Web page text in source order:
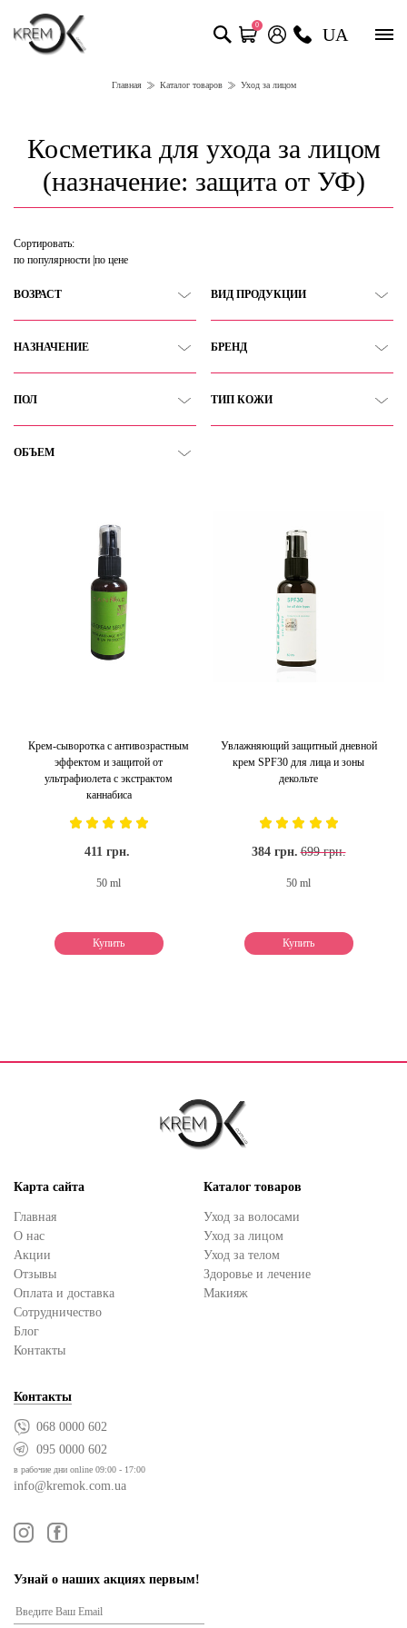
0 UA
Главная Каталог товаров Уход за лицом
Косметика для ухода за лицом
(назначение: защита от УФ)
Сортировать:
по популярности по цене
ВОЗРАСТ ВИД ПРОДУКЦИИ
НАЗНАЧЕНИЕ БРЕНД
ПОЛ ТИП КОЖИ
ОБЪЕМ
Крем-сыворотка с антивозрастным
эффектом и защитой от
ультрафиолета с экстрактом
каннабиса
411 грн.
50 ml
Купить
Увлажняющий защитный дневной
крем SPF30 для лица и зоны
декольте
384 грн. 699 грн.
50 ml
Купить
Карта сайта
Главная
О нас
Акции
Отзывы
Оплата и доставка
Сотрудничество
Блог
Контакты
Каталог товаров
Уход за волосами
Уход за лицом
Уход за телом
Здоровье и лечение
Макияж
Контакты
068 0000 602
095 0000 602
в рабочие дни online 09:00 - 17:00
info@kremok.com.ua
Узнай о наших акциях первым!